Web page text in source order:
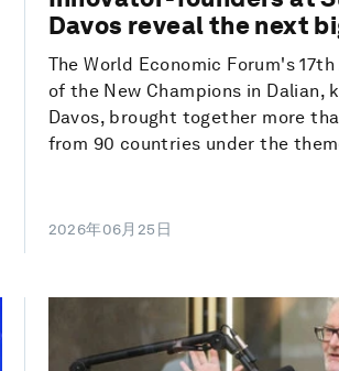
Davos reveal the next
The World Economic Forum's
of the New Champions in Dalian,
Davos, brought together more
from 90 countries under the
2026年06月25日